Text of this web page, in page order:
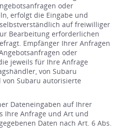
oder
erfolgt die Eingabe und
auf freiwilliger
Bearbeitung erforderlichen
Empfänger Ihrer Anfragen
oder
jeweils für Ihre Anfrage
von Subaru
Subaru autorisierte
Dateneingaben auf Ihrer
Ihre Anfrage und Art und
Daten nach Art. 6 Abs.